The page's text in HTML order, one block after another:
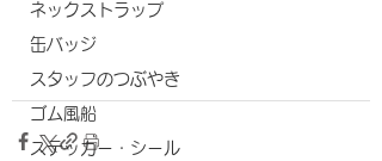
ネックストラップ
缶バッジ
スタッフのつぶやき
ゴム風船
ステッカー・シール